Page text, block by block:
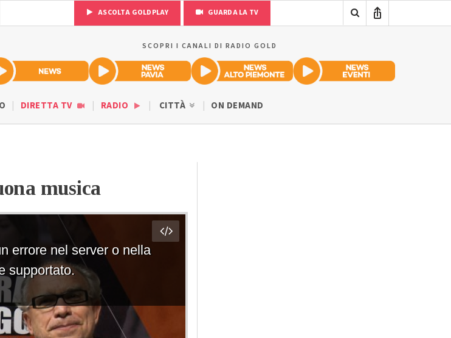
ASCOLTA GOLDPLAY GUARDA LA TV
SCOPRI I CANALI DI RADIO GOLD
DIRETTA TV RADIO CITTÀ ON DEMAND
musica